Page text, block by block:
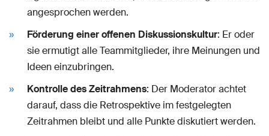
angesprochen werden.
Förderung einer offenen Diskussionskultur: Er oder
sie ermutigt alle Teammitglieder, ihre Meinungen und
Ideen einzubringen.
Kontrolle des Zeitrahmens: Der Moderator achtet
darauf, dass die Retrospektive im festgelegten
Zeitrahmen bleibt und alle Punkte diskutiert werden.